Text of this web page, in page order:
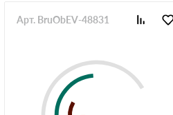
Арт. BruObEV-48831